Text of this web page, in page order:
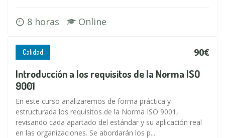
8 horas Online
Calidad 90€
Introducción a los requisitos de la Norma ISO
9001
En este curso analizaremos de forma práctica y
estructurada los requisitos de la Norma ISO 9001,
revisando cada apartado del estándar y su aplicación real
en las organizaciones. Se abordarán los p...